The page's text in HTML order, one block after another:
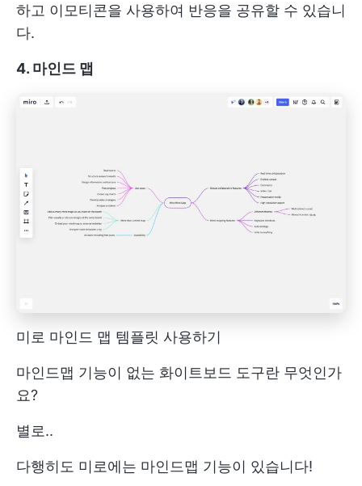
하고 이모티콘을 사용하여 반응을 공유할 수 있습니
다.
4. 마인드 맵
미로 마인드 맵 템플릿 사용하기
마인드맵 기능이 없는 화이트보드 도구란 무엇인가
요?
별로..
다행히도 미로에는 마인드맵 기능이 있습니다!